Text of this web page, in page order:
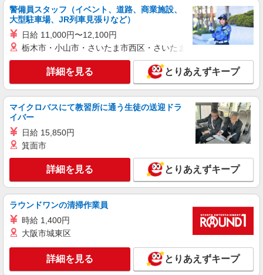
キープ 詳細を見る
派遣社員
株式会社トラストグロース 新宿本社 第2営業部
保育園での保育士
時給：1400円〜1500円 ※資格と経験を活か
せる
神奈川県横浜市西区
詳細を見る
派遣社員 紹介予定派遣
ベルサンテ株式会社 京都支社
保育士/土曜日 週1日 隔週OK 補助業務
ダブルワーク
【時給】1,700円〜 ・交通費全額支給 （車通
勤の場合も駐車場代・ガソリン代は弊社負担） ・
神奈川県 横浜市西区にある保育施設 （保育
内保育所など）
キープ 詳細を見る
警備員スタッフ（イベント、道路、商業施設、
大型駐車場、JR列車見張りなど）
日給 11,000円〜12,100円
栃木市・小山市・さいたま市西区・さいたま市岩槻区・久喜市・
詳細を見る とりあえずキープ
マイクロバスにて教習所に通う生徒の送迎ドラ
イバー
日給 15,850円
箕面市
詳細を見る とりあえずキープ
ラウンドワンの清掃作業員
時給 1,400円
大阪市城東区
詳細を見る とりあえずキープ